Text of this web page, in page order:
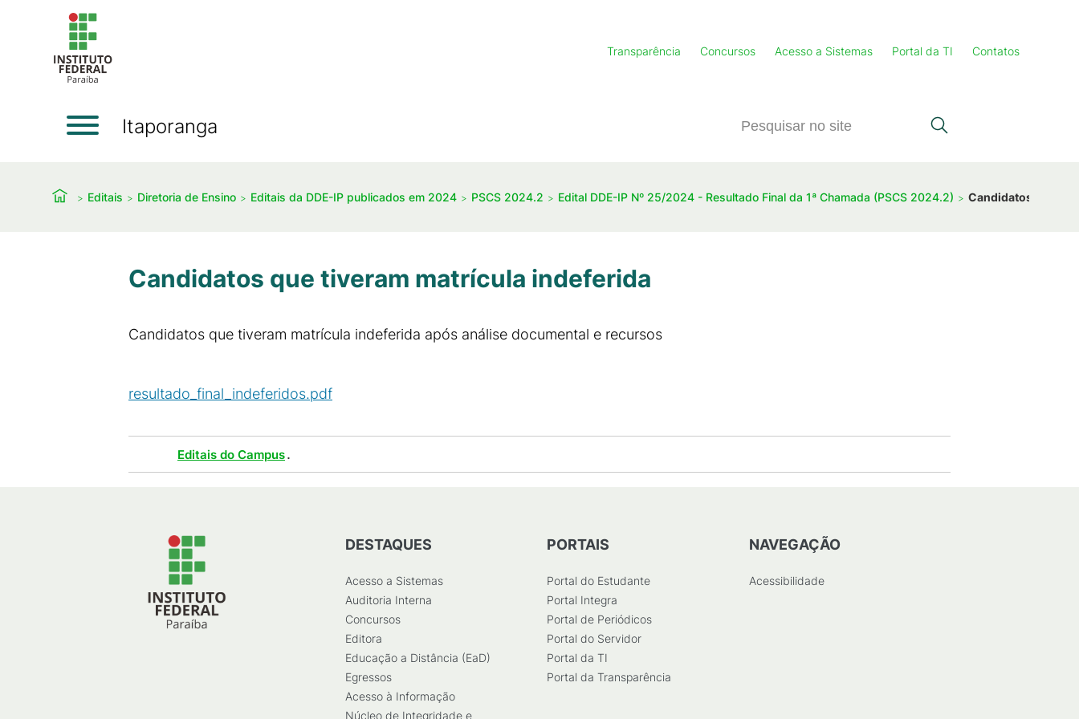
Transparência Concursos Acesso a Sistemas Portal da TI Contatos
Itaporanga
Editais Diretoria de Ensino Editais da DDE-IP publicados em 2024 PSCS 2024.2 Edital DDE-IP Nº 25/2024 - Resultado Final da 1ª Chamada (PSCS 2024.2) Candidatos que
Candidatos que tiveram matrícula indeferida
Candidatos que tiveram matrícula indeferida após análise documental e recursos
resultado_final_indeferidos.pdf
Editais do Campus.
DESTAQUES
Acesso a Sistemas
Auditoria Interna
Concursos
Editora
Educação a Distância (EaD)
Egressos
Acesso à Informação
Núcleo de Integridade e
PORTAIS
Portal do Estudante
Portal Integra
Portal de Periódicos
Portal do Servidor
Portal da TI
Portal da Transparência
NAVEGAÇÃO
Acessibilidade